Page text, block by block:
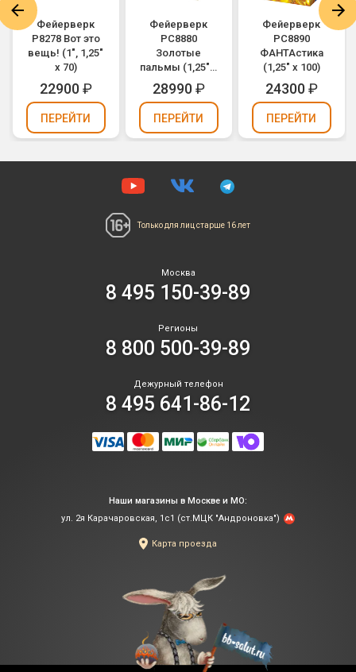
Фейерверк
Р8278 Вот это
вещь! (1", 1,25"
х 70)
22900₽
ПЕРЕЙТИ
Фейерверк
РС8880
Золотые
пальмы (1,25" х
100)
28990₽
ПЕРЕЙТИ
Фейерверк
РС8890
ФАНТАстика
(1,25" х 100)
24300₽
ПЕРЕЙТИ
Только для лиц старше 16 лет
Москва
8 495 150-39-89
Регионы
8 800 500-39-89
Дежурный телефон
8 495 641-86-12
Наши магазины в Москве и МО:
ул. 2я Карачаровская, 1с1 (ст.МЦК "Андроновка")
Карта проезда